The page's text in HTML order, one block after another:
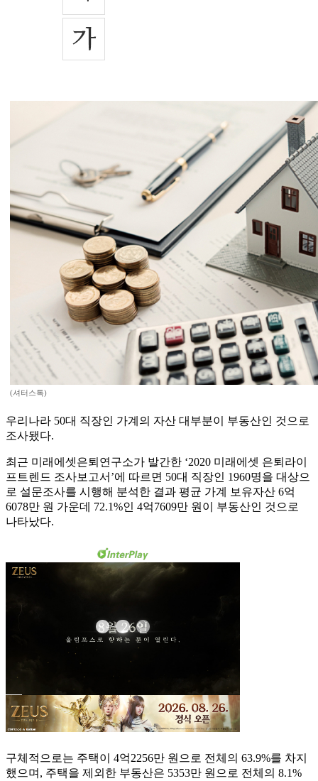
(셔터스톡)
우리나라 50대 직장인 가계의 자산 대부분이 부동산인 것으로
조사됐다.
최근 미래에셋은퇴연구소가 발간한 ‘2020 미래에셋 은퇴라이
프트렌드 조사보고서’에 따르면 50대 직장인 1960명을 대상으
로 설문조사를 시행해 분석한 결과 평균 가계 보유자산 6억
6078만 원 가운데 72.1%인 4억7609만 원이 부동산인 것으로
나타났다.
구체적으로는 주택이 4억2256만 원으로 전체의 63.9%를 차지
했으며, 주택을 제외한 부동산은 5353만 원으로 전체의 8.1%